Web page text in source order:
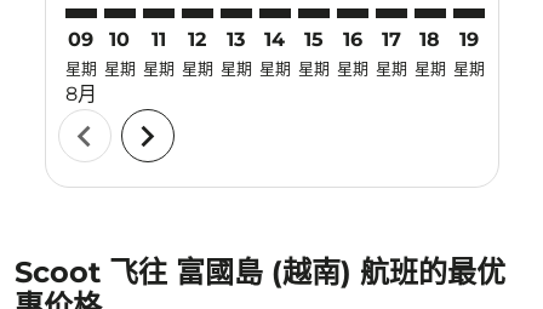
09
星期
8月
10
星期
11
星期
12
星期
13
星期
14
星期
15
星期
16
星期
17
星期
18
星期
19
星期
chevron_left chevron_right
Scoot 飞往 富國島 (越南) 航班的最优